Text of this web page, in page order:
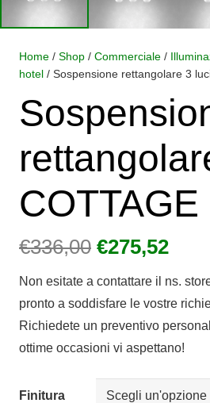
Home / Shop / Commerciale /
hotel / Sospensione rettangolare 3
COTTAGE
€336,00 Il
originale
era:
€336,00.
€275,52Il
è:
Non esitate a contattare il ns.
pronto a soddisfare le vostre
Richiedete un preventivo
ottime occasioni vi aspettano!
Finitura